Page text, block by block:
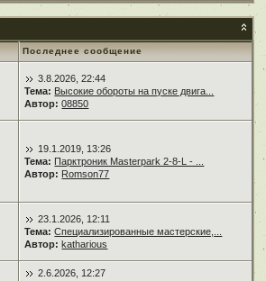
Последнее сообщение
3.8.2026, 22:44
Тема: Высокие обороты на пуске двига...
Автор: 08850
19.1.2019, 13:26
Тема: Парктроник Masterpark 2-8-L - ...
Автор: Romson77
23.1.2026, 12:11
Тема: Специализированные мастерские,...
Автор: katharious
2.6.2026, 12:27